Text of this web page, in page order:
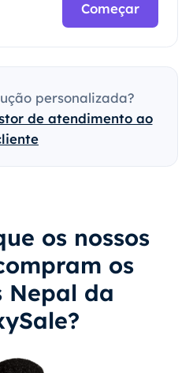
Começar
personalizada?
de atendimento ao
os nossos
os
Nepal da